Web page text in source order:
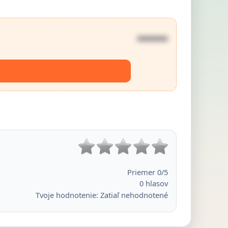
••••••
Priemer 0/5
0 hlasov
Tvoje hodnotenie: Zatiaľ nehodnotené